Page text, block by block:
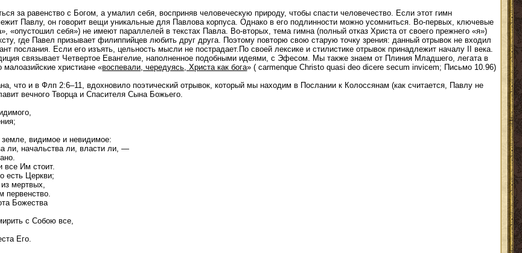
за равенство с Богом, а умалил себя, восприняв человеческую природу, чтобы спасти человечество. Если этот гимн
Павлу, он говорит вещи уникальные для Павлова корпуса. Однако в его подлинности можно усомниться. Во-первых, ключевые
«опустошил себя») не имеют параллелей в текстах Павла. Во-вторых, тема гимна (полный отказ Христа от своего прежнего «я»)
где Павел призывает филиппийцев любить друг друга. Поэтому повторю свою старую точку зрения: данный отрывок не входил
послания. Если его изъять, цельность мысли не пострадает.По своей лексике и стилистике отрывок принадлежит началу II века.
связывает Четвертое Евангелие, наполненное подобными идеями, с Эфесом. Мы также знаем от Плиния Младшего, легата в
христиане «воспевали, чередуясь, Христа как бога» ( carmenque Christo quasi deo dicere secum invicem; Письмо 10.96)
что и в Флп 2:6–11, вдохновило поэтический отрывок, который мы находим в Послании к Колоссянам (как считается, Павлу не
вечного Творца и Спасителя Сына Божьего.
земле, видимое и невидимое:
ли, начальства ли, власти ли, —
все Им стоит.
есть Церкви;
мертвых,
первенство.
Божества
с Собою все,
Его.